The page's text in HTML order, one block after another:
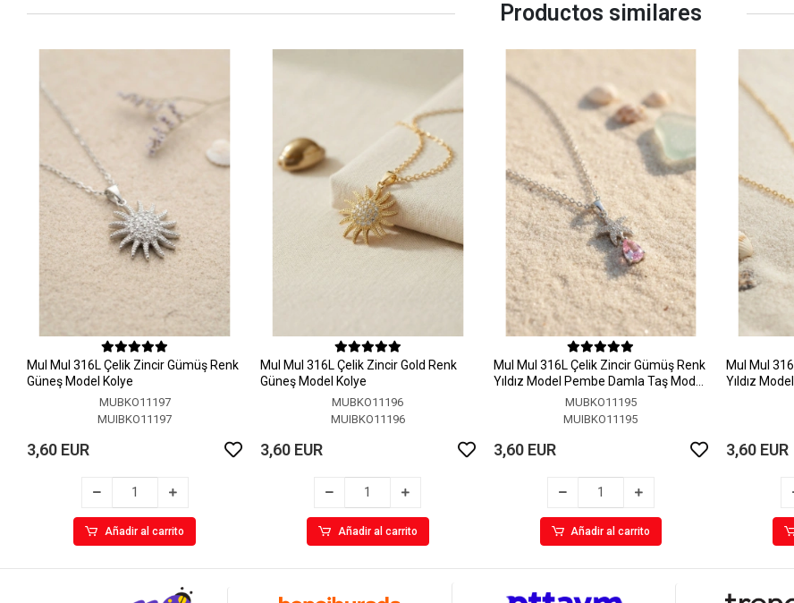
Productos similares
MuI MuI 316L Çelik Zincir Gümüş Renk
Güneş Model Kolye
MUBKO11197
MUIBKO11197
3,60 EUR
Añadir al carrito
MuI MuI 316L Çelik Zincir Gold Renk
Güneş Model Kolye
MUBKO11196
MUIBKO11196
3,60 EUR
Añadir al carrito
MuI MuI 316L Çelik Zincir Gümüş Renk
Yıldız Model Pembe Damla Taş Model
MUBKO11195
MUIBKO11195
3,60 EUR
Añadir al carrito
MuI MuI
Yıldız
3,60 EUR